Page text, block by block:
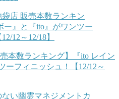
本数ランキング】『ito レイン
ーフィニッシュ！【12/12～